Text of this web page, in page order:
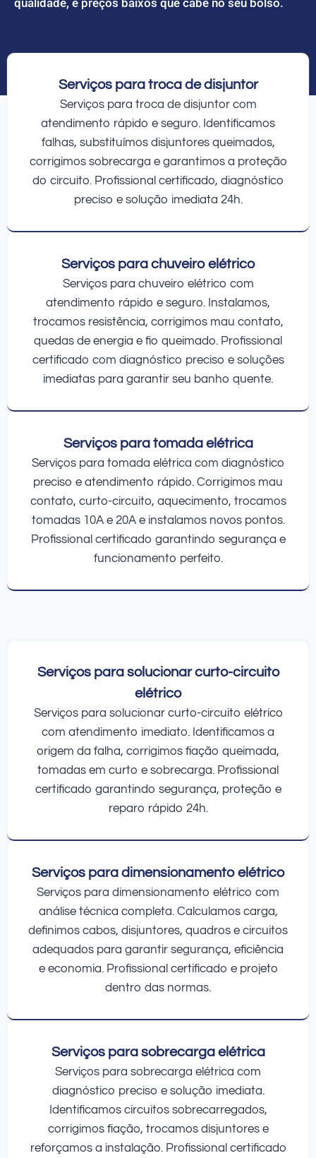
Serviços para troca de disjuntor
Serviços para troca de disjuntor com
atendimento rápido e seguro. Identificamos
falhas, substituímos disjuntores queimados,
corrigimos sobrecarga e garantimos a proteção
do circuito. Profissional certificado, diagnóstico
preciso e solução imediata 24h.
Serviços para chuveiro elétrico
Serviços para chuveiro elétrico com
atendimento rápido e seguro. Instalamos,
trocamos resistência, corrigimos mau contato,
quedas de energia e fio queimado. Profissional
certificado com diagnóstico preciso e soluções
imediatas para garantir seu banho quente.
Serviços para tomada elétrica
Serviços para tomada elétrica com diagnóstico
preciso e atendimento rápido. Corrigimos mau
contato, curto-circuito, aquecimento, trocamos
tomadas 10A e 20A e instalamos novos pontos.
Profissional certificado garantindo segurança e
funcionamento perfeito.
Serviços para solucionar curto-circuito
elétrico
Serviços para solucionar curto-circuito elétrico
com atendimento imediato. Identificamos a
origem da falha, corrigimos fiação queimada,
tomadas em curto e sobrecarga. Profissional
certificado garantindo segurança, proteção e
reparo rápido 24h.
Serviços para dimensionamento elétrico
Serviços para dimensionamento elétrico com
análise técnica completa. Calculamos carga,
definimos cabos, disjuntores, quadros e circuitos
adequados para garantir segurança, eficiência
e economia. Profissional certificado e projeto
dentro das normas.
Serviços para sobrecarga elétrica
Serviços para sobrecarga elétrica com
diagnóstico preciso e solução imediata.
Identificamos circuitos sobrecarregados,
corrigimos fiação, trocamos disjuntores e
reforçamos a instalação. Profissional certificado